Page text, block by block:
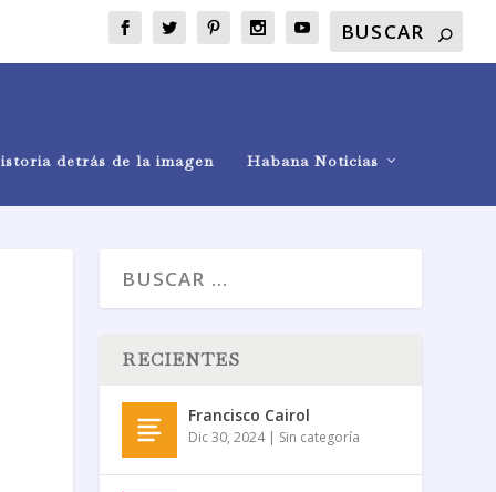
detrás de la imagen Habana Noticias
RECIENTES
Francisco Cairol
Dic 30, 2024| Sin categoría